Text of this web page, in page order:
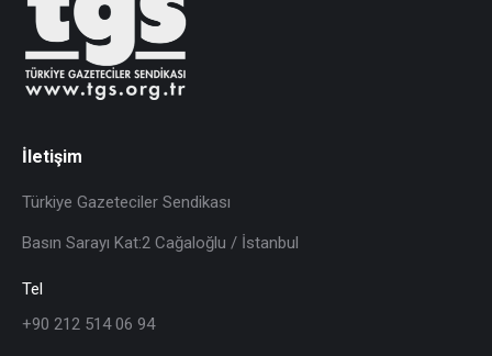
İletişim
Türkiye Gazeteciler Sendikası
Basın Sarayı Kat:2 Cağaloğlu / İstanbul
Tel
+90 212 514 06 94